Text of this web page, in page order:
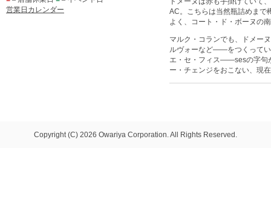
営業日カレンダー
AC。こちらは当然瓶詰めまで
よく、コート・ド・ボーヌの
マルク・コランでも、ドメー
ルヴォーなど――をつくってい
エ・セ・フィス――sesの字句
ー・チェンジをおこない、現
Copyright (C) 2026 Owariya Corporation. All Rights Reserved.